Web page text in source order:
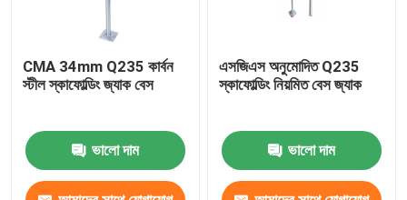
CMA 34mm Q235 কার্বন
স্টীল স্কাফোল্ডিং জ্যাক বেস
ভালো দাম
এসজিএস অনুমোদিত Q235
স্কাফোল্ডিং নিয়মিত বেস জ্যাক
ভালো দাম